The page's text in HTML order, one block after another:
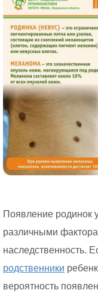
Появление родинок
различными
наследственность.
родственники
вероятность